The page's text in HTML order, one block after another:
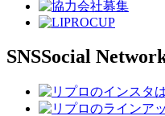
SNSSocial